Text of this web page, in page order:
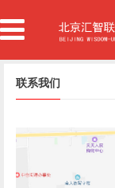
联系我们